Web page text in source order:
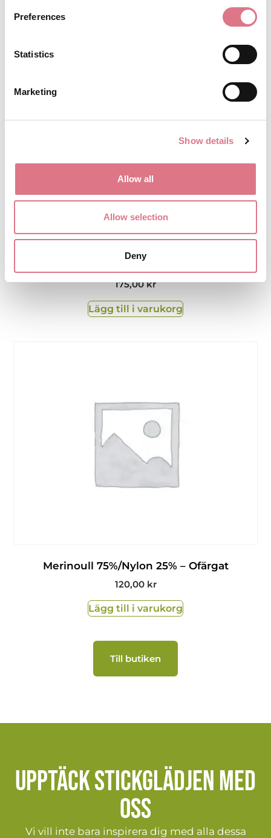
Preferences
Statistics
Marketing
Show details
Allow all
Allow selection
Deny
175,00kr
Lägg till i varukorg
Merinoull 75%/Nylon 25% – Ofärgat
120,00 kr
Lägg till i varukorg
Till butiken
Upptäck stickglädjen med
oss
Vi vill inte bara inspirera dig med alla dessa